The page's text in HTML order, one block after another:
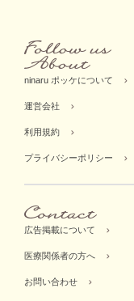
ninaru ポッケについて
運営会社
利用規約
プライバシーポリシー
広告掲載について
医療関係者の方へ
お問い合わせ